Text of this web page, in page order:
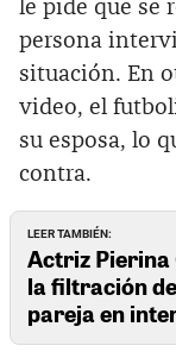
le pide que se
persona
situación. En
video, el
su esposa, lo
contra.
LEER TAMBIÉN:
Actriz Pierina
la filtración
pareja en